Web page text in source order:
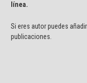
línea.
Si eres autor puedes
publicaciones.